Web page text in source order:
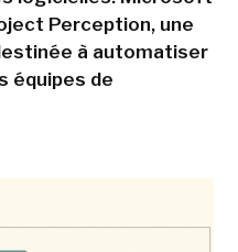
Perception, une
à automatiser
équipes de